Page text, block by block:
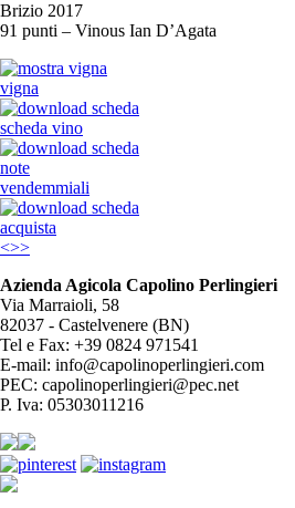
Brizio 2017
91 punti – Vinous Ian D’Agata
vigna
scheda vino
note
vendemmiali
acquista
<>>
Azienda Agicola Capolino Perlingieri
Via Marraioli, 58
82037 - Castelvenere (BN)
Tel e Fax: +39 0824 971541
E-mail: info@capolinoperlingieri.com
PEC: capolinoperlingieri@pec.net
P. Iva: 05303011216